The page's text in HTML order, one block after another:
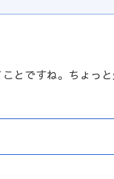
とですね。ちょっ